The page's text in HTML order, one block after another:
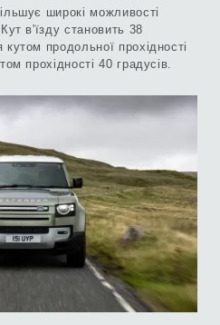
широкі можливості
в'їзду становить 38
продольної прохідності
прохідності 40 градусів.